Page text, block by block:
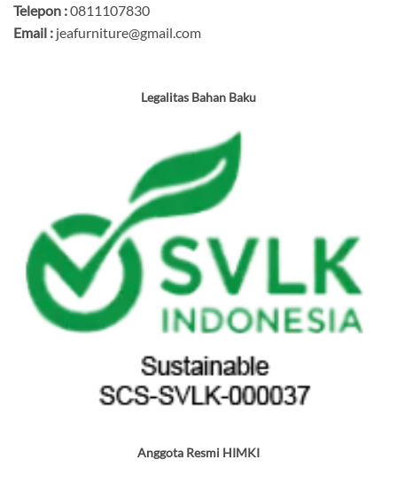
Telepon :0811107830
Email : jeafurniture@gmail.com
Legalitas Bahan Baku
Anggota Resmi HIMKI